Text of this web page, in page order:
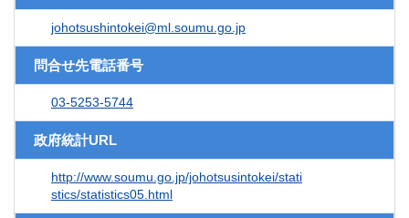
johotsushintokei@ml.soumu.go.jp
問合せ先電話番号
03-5253-5744
政府統計URL
http://www.soumu.go.jp/johotsusintokei/stati
stics/statistics05.html